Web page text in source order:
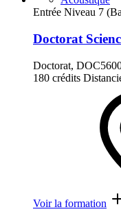
Entrée Niveau 7
Doctorat
Doctorat,
180 crédits
Voir la formation